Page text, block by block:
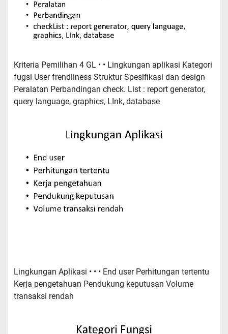
Kriteria Pemilihan 4 GL • • Lingkungan aplikasi Kategori
fugsi User frendliness Struktur Spesifikasi dan design
Peralatan Perbandingan check. List : report generator,
query language, graphics, LInk, database
Lingkungan Aplikasi • • • End user Perhitungan tertentu
Kerja pengetahuan Pendukung keputusan Volume
transaksi rendah